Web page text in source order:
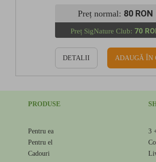
Preț normal: 80 RON
Preț SigNature Club: 70
DETALII ADAUGĂ ÎN
PRODUSE
Pentru ea
Pentru el
Cadouri
3